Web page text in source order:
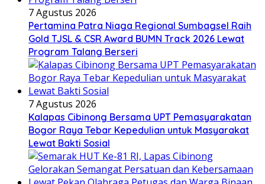
7 Agustus 2026
Pertamina Patra Niaga Regional Sumbagsel Raih
Gold TJSL & CSR Award BUMN Track 2026 Lewat
Program Talang Berseri
7 Agustus 2026
Kalapas Cibinong Bersama UPT Pemasyarakatan
Bogor Raya Tebar Kepedulian untuk Masyarakat
Lewat Bakti Sosial